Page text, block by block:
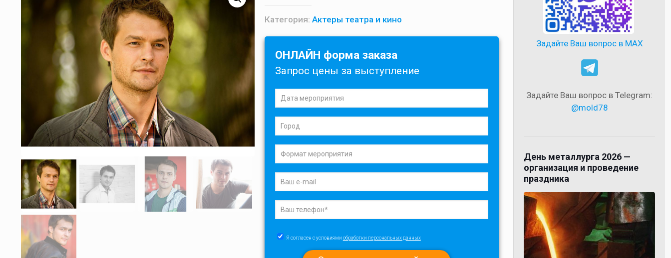
Категория: Актеры театра и кино
ОНЛАЙН форма заказа
Запрос цены за выступление
Я согласен с условиями обработки персональных данных
Задайте Ваш вопрос в MAX
Задайте Ваш вопрос в Telegram:
@mold78
День металлурга 2026 —
организация и проведение
праздника